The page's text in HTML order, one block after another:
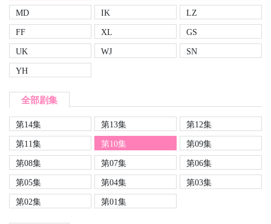
MD
IK
LZ
FF
XL
GS
UK
WJ
SN
YH
全部剧集
第14集 第13集
第12集
第11集
第10集
第09集
第08集
第07集
第06集
第05集
第04集
第03集
第02集
第01集